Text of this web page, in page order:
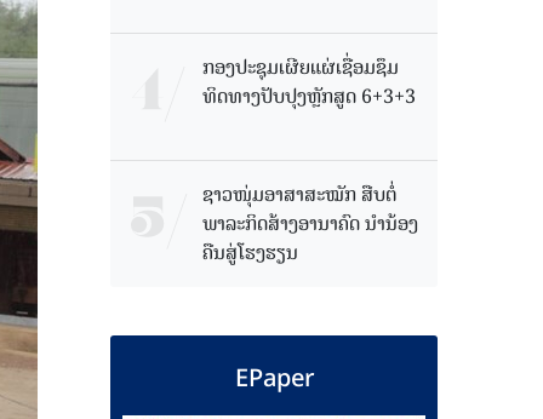
ກອງປະຊຸມເຜີຍແຜ່ເຊື່ອມຊຶມ
ທິດທາງປັບປຸງຫຼັກສູດ 6+3+3
ຊາວໜຸ່ມອາສາສະໝັກ ສືບຕໍ່
ພາລະກິດສ້າງອານາຄົດ ນໍານ້ອງ
ຄືນສູ່ໂຮງຮຽນ
EPaper